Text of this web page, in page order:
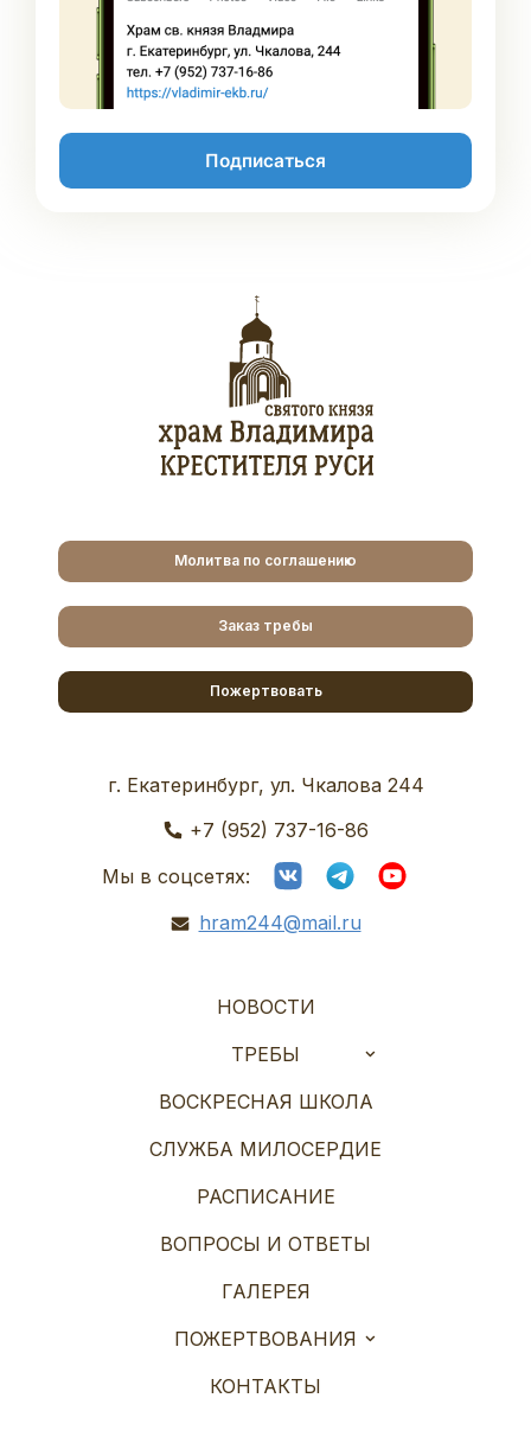
Подписаться
Молитва по соглашению
Заказ требы
Пожертвовать
г. Екатеринбург, ул. Чкалова 244
+7 (952) 737-16-86
Мы в соцсетях:
hram244@mail.ru
НОВОСТИ
ТРЕБЫ
ВОСКРЕСНАЯ ШКОЛА
СЛУЖБА МИЛОСЕРДИЕ
РАСПИСАНИЕ
ВОПРОСЫ И ОТВЕТЫ
ГАЛЕРЕЯ
ПОЖЕРТВОВАНИЯ
КОНТАКТЫ